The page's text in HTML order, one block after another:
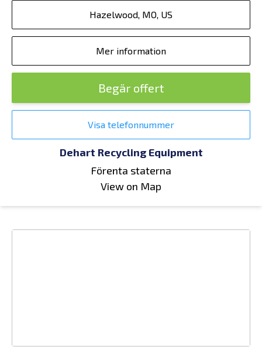
Hazelwood, MO, US
Mer information
Begär offert
Visa telefonnummer
Dehart Recycling Equipment
Förenta staterna
View on Map